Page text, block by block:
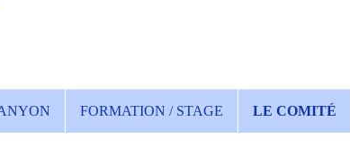
FORMATION / STAGE LE COMITÉ